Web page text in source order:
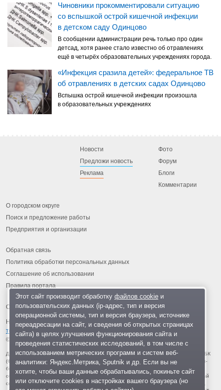
Чиновники прокомментировали ситуацию
со вспышкой острой кишечной инфекции
в детском саду Одинцово
В сообщении администрации речь только про один
детсад, хотя ранее стало известно об отравлениях
ещё в четырёх образовательных учреждениях города.
«Инфекция сразила детей»: федеральное ТВ
об отравлениях в детских садах Одинцово
Вспышка острой кишечной инфекции произошла
в образовательных учреждениях
Новости
Предложи новость
Реклама
Фото
Форум
Блоги
Комментарии
О городском округе
Поиск и предложение работы
Предприятия и организации
Обратная связь
Политика обработки персональных данных
Соглашение об использовании
Правила портала
На информационном ресурсе применяются
технологии
© 2013-2026 «ОИНФО»,
сделано в Одинцово
Для читателей: В России признаны экстремистскими и запрещены организации ФБК
(Фонд борьбы с коррупцией, признан иноагентом), Штабы Навального, «Национал-
большевистская партия», «Свидетели Иеговы», «Армия воли народа», «Русский
общенациональный союз», «Движение против нелегальной иммиграции», «Правый
сектор», УНА-УНСО, УПА, «Тризуб им. Степана Бандеры», «Мизантропик дивижн»,
Этот сайт производит обработку файлов cookieи
пользовательских данных (ip-адрес, тип и версия
операционной системы, тип и версия браузера, источнике
переадресации на сайт, и сведения об открытых страницах
сайта) в целях улучшения функционирования сайта и
проведения статистических исследований, в том числе с
использованием метрических программ и систем веб-
аналитики: Яндекс.Метрика, Sputnik и др. Если вы не
хотите, чтобы ваши данные обрабатывались, покиньте сайт
или отключите cookies в настройках вашего браузера (но